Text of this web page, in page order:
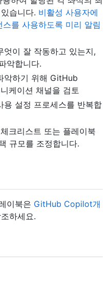
습니다. 비활성 사용자에
를 사용하도록 미리 알림
엇이 잘 작동하고 있는지,
악합니다.
악하기 위해 GitHub
케이션 채널을 검토
용 설정 프로세스를 반복합
크리스트 또는 플레이북
규모를 조정합니다.
이북은 GitHub Copilot개
하세요.